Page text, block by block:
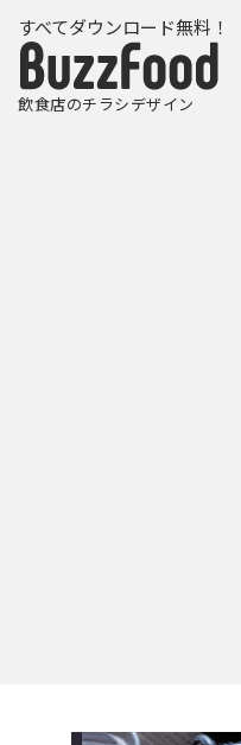
すべてダウンロード無料！
飲食店のチラシデザイン